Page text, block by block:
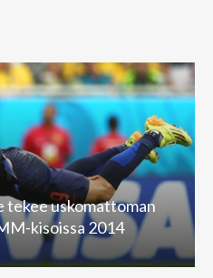
tekee uskomattoman
kisoissa 2014